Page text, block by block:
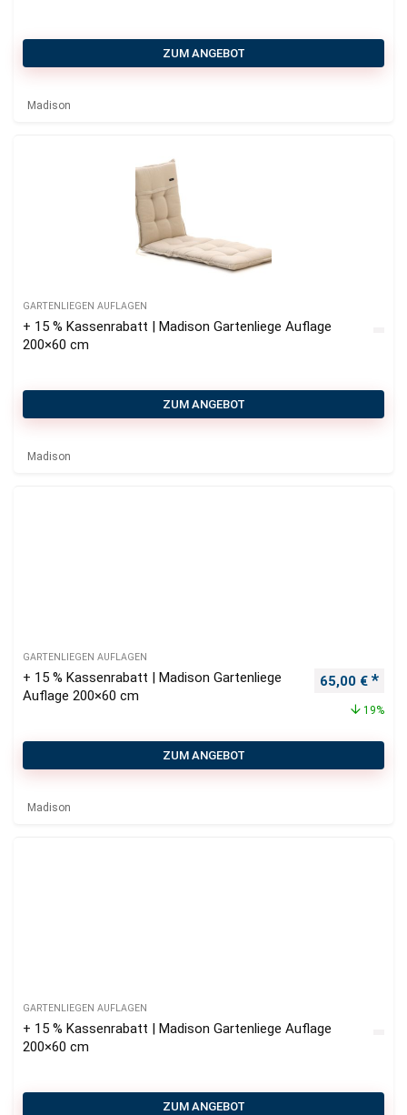
ZUM ANGEBOT
Madison
GARTENLIEGEN AUFLAGEN
+ 15 % Kassenrabatt | Madison Gartenliege Auflage
200×60 cm
ZUM ANGEBOT
Madison
GARTENLIEGEN AUFLAGEN
+ 15 % Kassenrabatt | Madison Gartenliege
Auflage 200×60 cm
65,00 €
19%
ZUM ANGEBOT
Madison
GARTENLIEGEN AUFLAGEN
+ 15 % Kassenrabatt | Madison Gartenliege Auflage
200×60 cm
ZUM ANGEBOT